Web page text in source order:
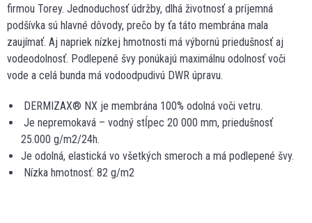
firmou Torey. Jednoduchosť údržby, dlhá životnosť a príjemná
podšívka sú hlavné dôvody, prečo by ťa táto membrána mala
zaujímať. Aj napriek nízkej hmotnosti má výbornú priedušnosť aj
vodeodolnosť. Podlepené švy ponúkajú maximálnu odolnosť voči
vode a celá bunda má vodoodpudivú DWR úpravu.
DERMIZAX® NX je membrána 100% odolná voči vetru.
Je nepremokavá – vodný stĺpec 20 000 mm, priedušnosť
25.000 g/m2/24h.
Je odolná, elastická vo všetkých smeroch a má podlepené švy.
Nízka hmotnosť: 82 g/m2